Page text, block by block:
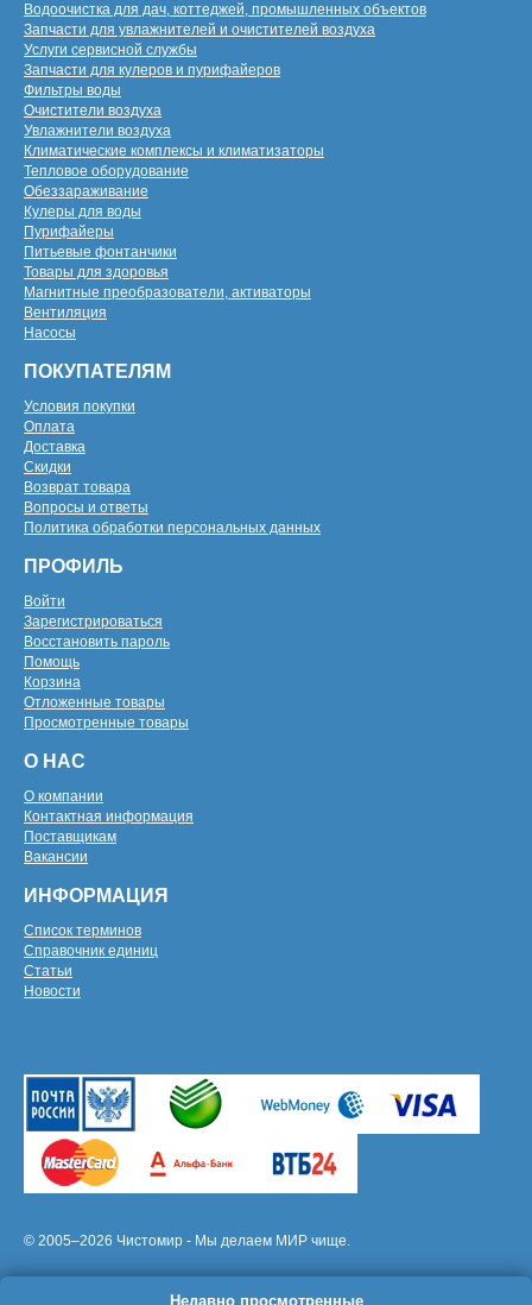
Водоочистка для дач, коттеджей, промышленных объектов
Запчасти для увлажнителей и очистителей воздуха
Услуги сервисной службы
Запчасти для кулеров и пурифайеров
Фильтры воды
Очистители воздуха
Увлажнители воздуха
Климатические комплексы и климатизаторы
Тепловое оборудование
Обеззараживание
Кулеры для воды
Пурифайеры
Питьевые фонтанчики
Товары для здоровья
Магнитные преобразователи, активаторы
Вентиляция
Насосы
ПОКУПАТЕЛЯМ
Условия покупки
Оплата
Доставка
Скидки
Возврат товара
Вопросы и ответы
Политика обработки персональных данных
ПРОФИЛЬ
Войти
Зарегистрироваться
Восстановить пароль
Помощь
Корзина
Отложенные товары
Просмотренные товары
О НАС
О компании
Контактная информация
Поставщикам
Вакансии
ИНФОРМАЦИЯ
Список терминов
Справочник единиц
Статьи
Новости
© 2005–2026 Чистомир - Мы делаем МИР чище.
Недавно просмотренные